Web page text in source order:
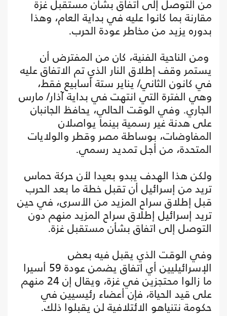
من التوصل إلى اتفاق بشأن مستقبل غزة
مقارنة بما كانوا عليه في بداية العام، وهذا
بدوره يزيد من مخاطر عودة الحرب.
ومن الناحية الفنية، كان من المفترض أن
يستمر وقف إطلاق النار الذي تم الاتفاق عليه
في كانون الثاني/ يناير ستة أسابيع فقط،
وهي الفترة التي انتهت في بداية آذار/ مارس
الجاري. وفي الوقت الحالي، يحافظ الجانبان
على هدنة غير رسمية بينما يواصلان
المفاوضات، بوساطة مصر وقطر والولايات
المتحدة، من أجل تمديد رسمي.
ولكن هذا الهدف يبدو بعيدا لأن حركة حماس
تريد من إسرائيل أن تقبل خطة ما بعد الحرب
قبل إطلاق سراح المزيد من الأسرى، في حين
تريد إسرائيل إطلاق سراح المزيد منهم دون
التوصل إلى اتفاق بشأن مستقبل غزة.
وفي الوقت الذي يقبل فيه بعض
الإسرائيليين أي اتفاق يضمن عودة 59 أسيرا
ما زالوا محتجزين في غزة، ويقال إن 24 منهم
على قيد الحياة، فإن أعضاء رئيسيين في
حكومة نتنياهو الائتلافية لن يقبلوا ذلك.